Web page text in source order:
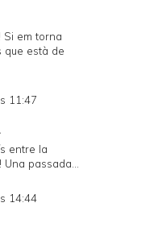
Si em torna
que està de
11:47
entre la
passada...
14:44